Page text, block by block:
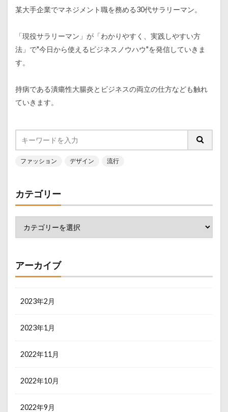
某大手企業でマネジメント職を務める30代サラリーマン。
「現役サラリーマン」が「わかりやすく、実践しやすい方
法」で"今日から使えるビジネスノウハウ"を発信していきま
す。
持病である潰瘍性大腸炎とビジネスの両立の仕方なども触れ
ていきます。
ファッション デザイン 流行
カテゴリー
アーカイブ
2023年2月
2023年1月
2022年11月
2022年10月
2022年9月